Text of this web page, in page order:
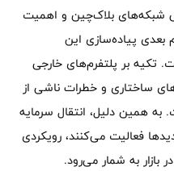
شبکه‌های بلاک‌چین و اهمیت
پیاده‌سازی این
تکیه بر پلتفرم‌های خارجی
ساختاری و خطرات ناشی از
همین دلیل، انتقال سرمایه
فعالیت می‌کنند، رویکردی
بازار به شمار می‌رود.